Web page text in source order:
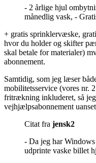
- 2 årlige hjul
månedlig vask, -
+ gratis sprinklervæske,
hvor du holder og skifter
skal betale for materialer)
abonnement.
Samtidig, som jeg læser
mobilitetsservice (vores nr.
fritrækning inkluderet, så
vejhjælpsabonnement
Citat fra jensk2
- Da jeg har
udprinte vaske billet